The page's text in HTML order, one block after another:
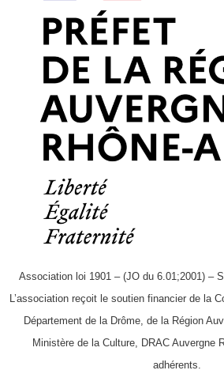
Association loi 1901 – (JO du 6.01;2001) –
L’association reçoit le soutien financier de la
Département de la Drôme, de la Région
Ministère de la Culture, DRAC Auvergne
adhérents.